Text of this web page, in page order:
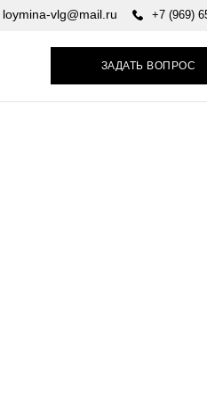
loymina-vlg@mail.ru +7 (969)
ЗАДАТЬ ВОПРОС